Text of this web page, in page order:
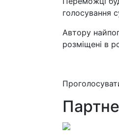
голосування
Автору
розміщені в